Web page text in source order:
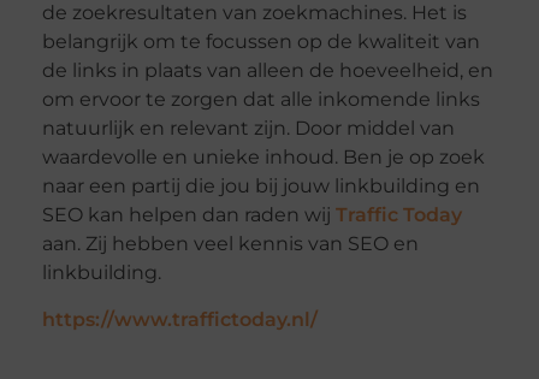
de zoekresultaten van zoekmachines. Het is
belangrijk om te focussen op de kwaliteit van
de links in plaats van alleen de hoeveelheid, en
om ervoor te zorgen dat alle inkomende links
natuurlijk en relevant zijn. Door middel van
waardevolle en unieke inhoud. Ben je op zoek
naar een partij die jou bij jouw linkbuilding en
SEO kan helpen dan raden wijTraffic Today
aan. Zij hebben veel kennis van SEO en
linkbuilding.
https://www.traffictoday.nl/